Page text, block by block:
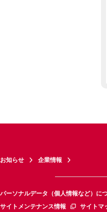
お知らせ 企業情報
パーソナルデータ（個人情報など）に
サイトメンテナンス情報
サイトマ